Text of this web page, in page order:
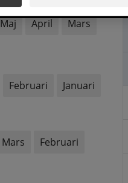
Maj April
Mars
Februari Januari
Mars
Februari